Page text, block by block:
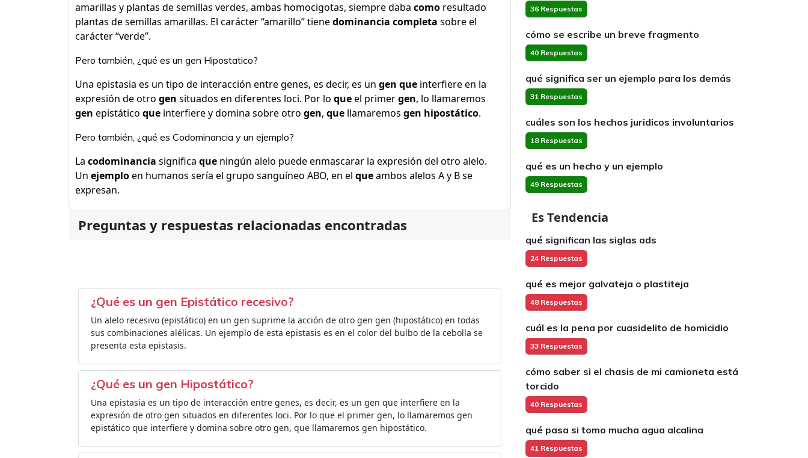
amarillas y plantas de semillas verdes, ambas homocigotas, siempre daba como resultado
plantas de semillas amarillas. El carácter “amarillo” tienedominancia completa sobre el
carácter “verde”.
Pero también, ¿qué es un gen Hipostatico?
Una epistasia es un tipo de interacción entre genes, es decir, es un gen que interfiere en la
expresión de otro gen situados en diferentes loci. Por lo queel primergen, lo llamaremos
gen epistático que interfiere y domina sobre otro gen, que llamaremos gen hipostático.
Pero también, ¿qué es Codominancia y un ejemplo?
La codominancia significa que ningún alelo puede enmascarar la expresión del otro alelo.
Un ejemploen humanos sería el grupo sanguíneo ABO, en el queambos alelos A y B se
expresan.
Preguntas y respuestas relacionadas encontradas
¿Qué es un gen Epistático recesivo?
Un alelo recesivo (epistático) en un gen suprime la acción de otro gen gen (hipostático) en todas
sus combinaciones alélicas. Un ejemplo de esta epistasis es en el color del bulbo de la cebolla se
presenta esta epistasis.
¿Qué es un gen Hipostático?
Una epistasia es un tipo de interacción entre genes, es decir, es un gen que interfiere en la
expresión de otro gen situados en diferentes loci. Por lo que el primer gen, lo llamaremos gen
epistático que interfiere y domina sobre otro gen, que llamaremos gen hipostático.
36 Respuestas
cómo se escribe un breve fragmento
40 Respuestas
qué significa ser un ejemplo para los demás
31 Respuestas
cuáles son los hechos juridicos involuntarios
18 Respuestas
qué es un hecho y un ejemplo
49 Respuestas
Es Tendencia
qué significan las siglas ads
24 Respuestas
qué es mejor galvateja o plastiteja
48 Respuestas
cuál es la pena por cuasidelito de homicidio
33 Respuestas
cómo saber si el chasis de mi camioneta está
torcido
40 Respuestas
qué pasa si tomo mucha agua alcalina
41 Respuestas